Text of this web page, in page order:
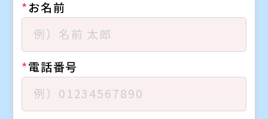
* お名前
*電話番号